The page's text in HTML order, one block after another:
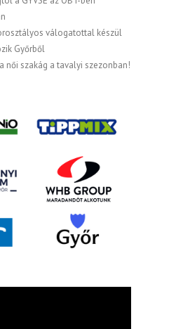
válogatottal készül
Győrből
női szakág a tavalyi szezonban!